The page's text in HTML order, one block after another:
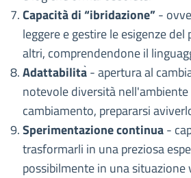
Capacità di “ibridazione”-
leggere e gestire le esigenze
altri, comprendendone il
Adattabilita - apertura al
notevole diversità
cambiamento, prepararsi
Sperimentazione continua-
trasformarli in una preziosa
possibilmente in una situazione